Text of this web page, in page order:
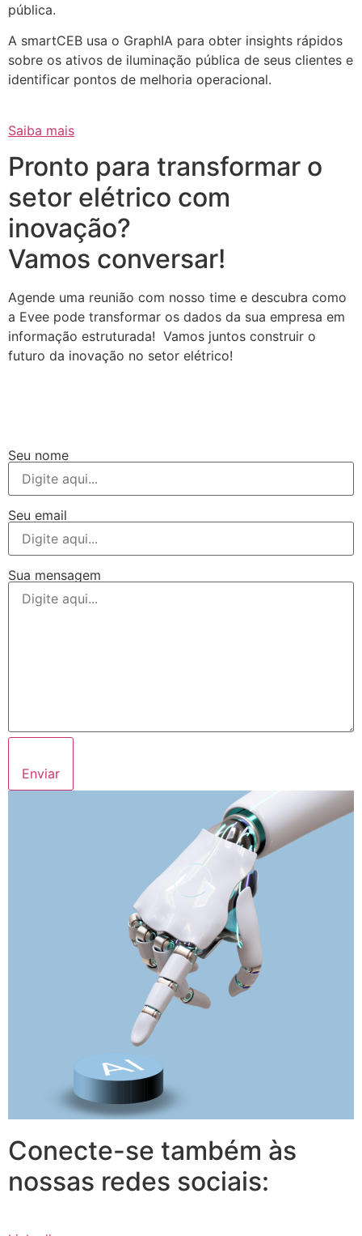
pública.
A smartCEB usa o GraphIA para obter insights rápidos
sobre os ativos de iluminação pública de seus clientes e
identificar pontos de melhoria operacional.
Saiba mais
Pronto para transformar o
setor elétrico com
inovação?
Vamos conversar!
Agende uma reunião com nosso time e descubra como
a Evee pode transformar os dados da sua empresa em
informação estruturada! Vamos juntos construir o
futuro da inovação no setor elétrico!
Seu nome
Seu email
Sua mensagem
Enviar
Conecte-se também às
nossas redes sociais: